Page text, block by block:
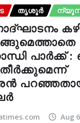
തൃശൂർ
പാർക്ക്
Aug